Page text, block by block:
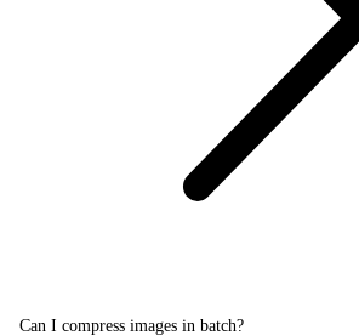
Can I compress images in batch?